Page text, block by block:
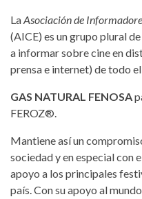
LaAsociación de
(AICE) es un grupo plural
a informar sobre cine en
prensa e internet) de todo
GAS NATURAL FENOSA
FEROZ®.
Mantiene así un
sociedad y en especial con
apoyo a los principales
país. Con su apoyo al